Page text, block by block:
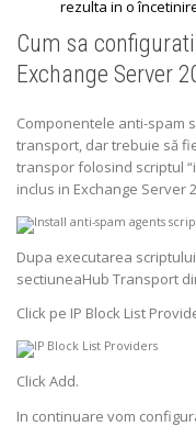
rezulta in o
Cum sa
Exchange Server
Componentele anti-spam
transport, dar trebuie să
transpor folosind scriptul
inclus in Exchange Server
Dupa executarea
sectiuneaHub Transport
Click pe IP Block List
Click Add.
In continuare vom